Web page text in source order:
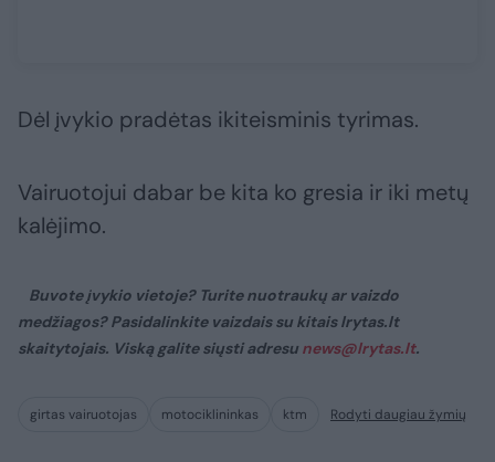
Dėl įvykio pradėtas ikiteisminis tyrimas.
Vairuotojui dabar be kita ko gresia ir iki metų
kalėjimo.
Buvote įvykio vietoje? Turite nuotraukų ar vaizdo
medžiagos? Pasidalinkite vaizdais su kitais lrytas.lt
skaitytojais. Viską galite siųsti adresu news@lrytas.lt.
girtas vairuotojas motociklininkas ktm Rodyti daugiau žymių